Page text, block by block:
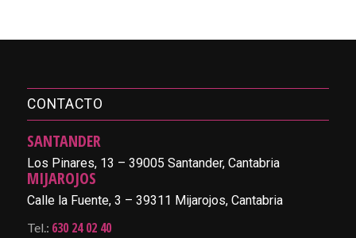
CONTACTO
SANTANDER
Los Pinares, 13 – 39005 Santander, Cantabria
MIJAROJOS
Calle la Fuente, 3 – 39311 Mijarojos, Cantabria
Tel.: 630 24 02 40